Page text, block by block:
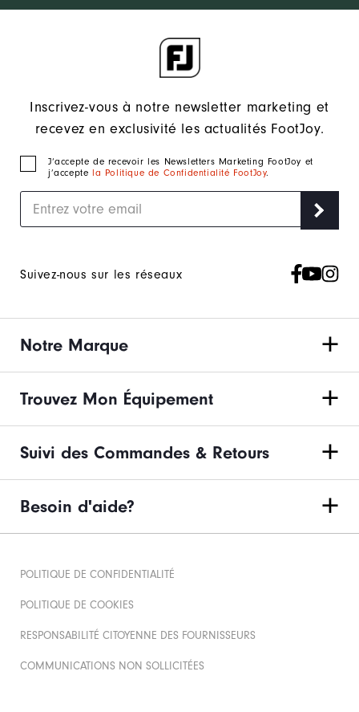
Inscrivez-vous à notre newsletter marketing et
recevez en exclusivité les actualités FootJoy.
J‘accepte de recevoir les Newsletters Marketing FootJoy et
j’accepte la Politique de Confidentialité FootJoy.
Suivez-nous sur les réseaux
Notre Marque
Trouvez Mon Équipement
Suivi des Commandes & Retours
Besoin d'aide?
POLITIQUE DE CONFIDENTIALITÉ
POLITIQUE DE COOKIES
RESPONSABILITÉ CITOYENNE DES FOURNISSEURS
COMMUNICATIONS NON SOLLICITÉES